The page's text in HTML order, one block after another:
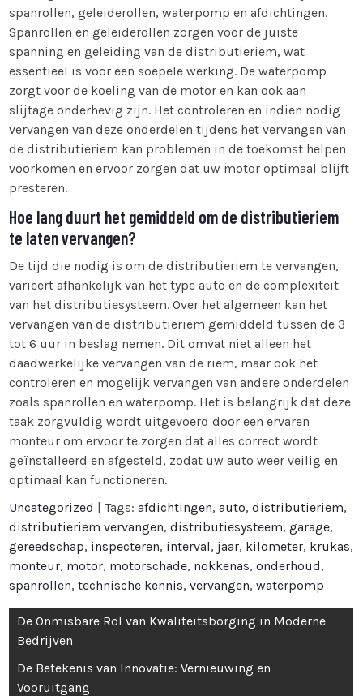
spanrollen, geleiderollen, waterpomp en afdichtingen.
Spanrollen en geleiderollen zorgen voor de juiste
spanning en geleiding van de distributieriem, wat
essentieel is voor een soepele werking. De waterpomp
zorgt voor de koeling van de motor en kan ook aan
slijtage onderhevig zijn. Het controleren en indien nodig
vervangen van deze onderdelen tijdens het vervangen van
de distributieriem kan problemen in de toekomst helpen
voorkomen en ervoor zorgen dat uw motor optimaal blijft
presteren.
Hoe lang duurt het gemiddeld om de distributieriem
te laten vervangen?
De tijd die nodig is om de distributieriem te vervangen,
varieert afhankelijk van het type auto en de complexiteit
van het distributiesysteem. Over het algemeen kan het
vervangen van de distributieriem gemiddeld tussen de 3
tot 6 uur in beslag nemen. Dit omvat niet alleen het
daadwerkelijke vervangen van de riem, maar ook het
controleren en mogelijk vervangen van andere onderdelen
zoals spanrollen en waterpomp. Het is belangrijk dat deze
taak zorgvuldig wordt uitgevoerd door een ervaren
monteur om ervoor te zorgen dat alles correct wordt
geïnstalleerd en afgesteld, zodat uw auto weer veilig en
optimaal kan functioneren.
Uncategorized | Tags:afdichtingen,auto,distributieriem,
distributieriem vervangen,distributiesysteem,garage,
gereedschap, inspecteren, interval, jaar, kilometer, krukas,
monteur, motor, motorschade, nokkenas,onderhoud,
spanrollen,technische kennis,vervangen,waterpomp
Bericht
navigatie
De Onmisbare Rol van Kwaliteitsborging in Moderne
Bedrijven
De Betekenis van Innovatie: Vernieuwing en
Vooruitgang